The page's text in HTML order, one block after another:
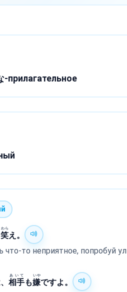
-прилагательное
笑
わら
え。
что-то неприятное, попробуй
相手
あいて
も嫌
いや
ですよ。